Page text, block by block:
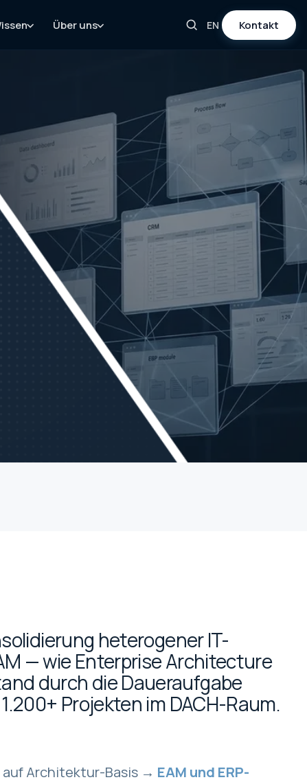
Über uns EN Kontakt
heterogener IT-
— wie Enterprise Architecture
durch die Daueraufgabe
Projekten im DACH-Raum.
auf Architektur-Basis → EAM und ERP-